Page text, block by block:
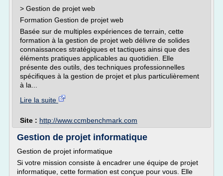
> Gestion de projet web
Formation Gestion de projet web
Basée sur de multiples expériences de terrain, cette
formation à la gestion de projet web délivre de solides
connaissances stratégiques et tactiques ainsi que des
éléments pratiques applicables au quotidien. Elle
présente des outils, des techniques professionnelles
spécifiques à la gestion de projet et plus particulièrement
à la...
Lire la suite
Site : http://www.ccmbenchmark.com
Gestion de projet informatique
Gestion de projet informatique
Si votre mission consiste à encadrer une équipe de projet
informatique, cette formation est conçue pour vous. Elle